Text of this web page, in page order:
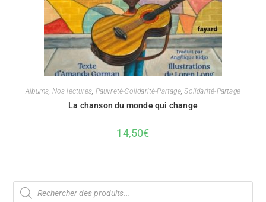
Albums, Nos lectures, Pauvreté-Solidarité-Partage,Solidarité-Partage
La chanson du monde qui change
14,50€